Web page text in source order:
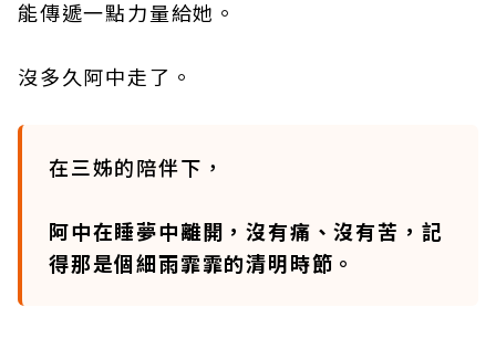
能傳遞一點力量給她。
沒多久阿中走了。
在三姊的陪伴下，
阿中在睡夢中離開，沒有痛、沒有苦，記
得那是個細雨霏霏的清明時節。